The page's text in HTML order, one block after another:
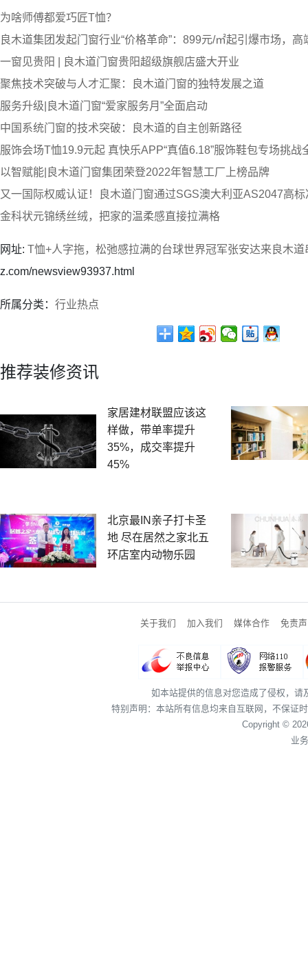
为啥师傅都爱巧匠T恤？
良木道集团发起门窗行业“价格革命”：899元/㎡起引爆市场，
一窗见贵阳 | 良木道门窗贵阳超级旗舰店盛大开业
聚焦技术突破与人才汇聚：良木道门窗的独特发展之道
服务升级|良木道门窗“爱家服务月”全面启动
中国系统门窗的技术突破：良木道的自主创新路径
服饰会场T恤19.9元起 真快乐APP“真值6.18”服饰鞋包专场挑战
以智赋能|良木道门窗集团荣登2022年智慧工厂上榜品牌
又一国际权威认证！良木道门窗通过SGS澳大利亚AS2047高标
金科状元锦绣丝绒，把家的温柔感直接拉满格
网址: T恤+人字拖，松弛感拉满的台球世界冠军张安达来良木道
z.com/newsview93937.html
所属分类： 行业热点
推荐装修资讯
家居建材联盟应该这
样做，带单率提升
35%，成交率提升
45%
北京最IN亲子打卡圣
地 尽在居然之家北五
环店室内动物乐园
关于我们 加入我们 媒体合作 免责
如本站提供的信息对您造成了侵权，
特别声明：本站所有信息均来自互联网，不保证
Copyright ©
业